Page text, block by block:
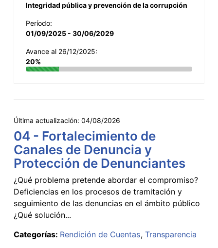
Integridad pública y prevención de la corrupción
Período:
01/09/2025 - 30/06/2029
Avance al 26/12/2025:
20%
Última actualización: 04/08/2026
04 - Fortalecimiento de
Canales de Denuncia y
Protección de Denunciantes
¿Qué problema pretende abordar el compromiso?
Deficiencias en los procesos de tramitación y
seguimiento de las denuncias en el ámbito público
¿Qué solución...
Categorías: Rendición de Cuentas Transparencia